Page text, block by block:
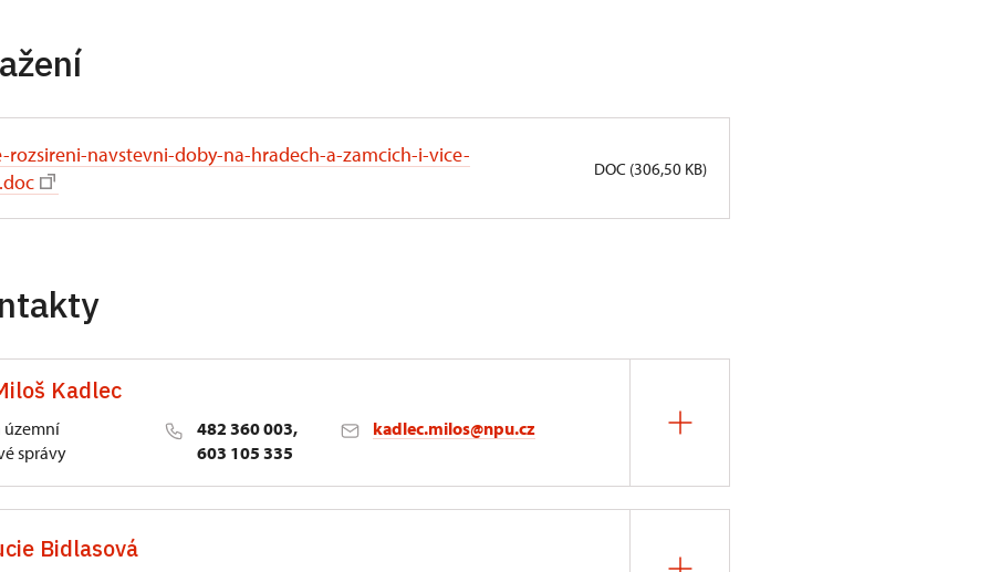
rozsireni-navstevni-doby-na-hradech-a-zamcich-i-vice-
DOC (306,50 KB)
Kadlec
územní
správy
482 360 003,
603 105 335
kadlec.milos@npu.cz
Bidlasová